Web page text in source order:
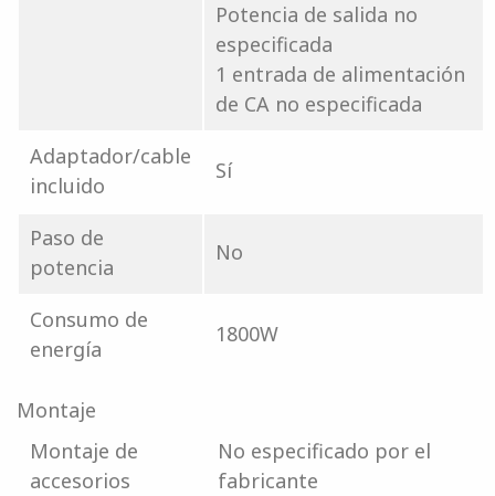
Potencia de salida no
especificada
1 entrada de alimentación
de CA no especificada
Adaptador/cable
incluido
Sí
Paso de
potencia
No
Consumo de
energía
1800W
Montaje
Montaje de
accesorios
No especificado por el
fabricante